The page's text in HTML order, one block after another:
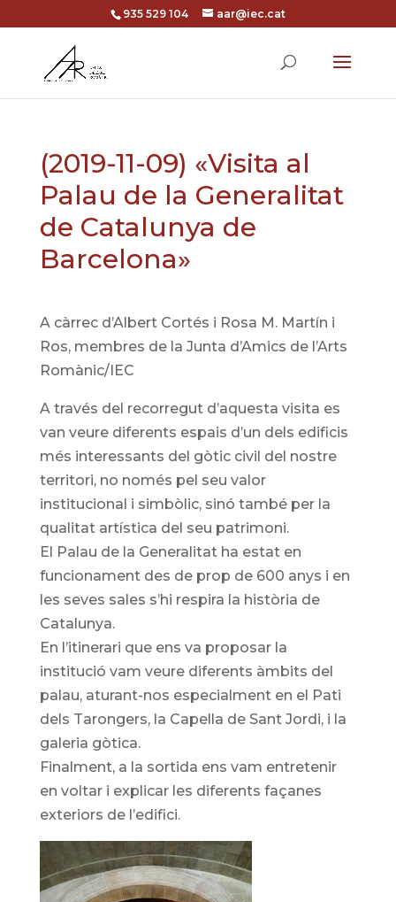
935 529 104 aar@iec.cat
(2019-11-09) «Visita al
Palau de la Generalitat
de Catalunya de
Barcelona»
A càrrec d’Albert Cortés i Rosa M. Martín i
Ros, membres de la Junta d’Amics de l’Arts
Romànic/IEC
A través del recorregut d’aquesta visita es
van veure diferents espais d’un dels edificis
més interessants del gòtic civil del nostre
territori, no només pel seu valor
institucional i simbòlic, sinó també per la
qualitat artística del seu patrimoni.
El Palau de la Generalitat ha estat en
funcionament des de prop de 600 anys i en
les seves sales s’hi respira la història de
Catalunya.
En l’itinerari que ens va proposar la
institució vam veure diferents àmbits del
palau, aturant-nos especialment en el Pati
dels Tarongers, la Capella de Sant Jordi, i la
galeria gòtica.
Finalment, a la sortida ens vam entretenir
en voltar i explicar les diferents façanes
exteriors de l’edifici.